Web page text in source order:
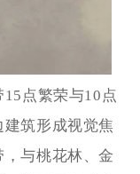
点繁荣与10点
筑形成视觉焦
与桃花林、金